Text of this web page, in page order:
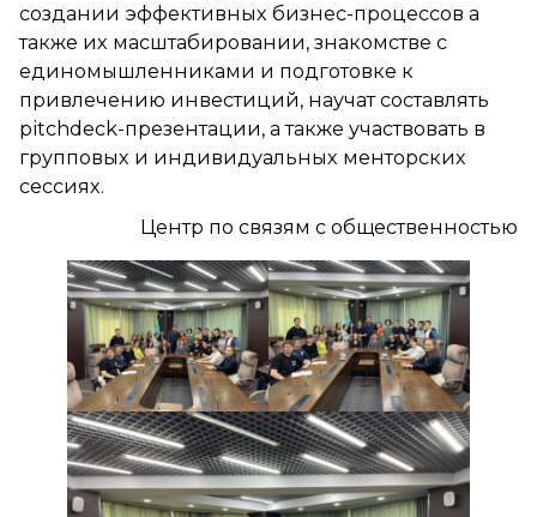
создании эффективных бизнес-процессов а
также их масштабировании, знакомстве с
единомышленниками и подготовке к
привлечению инвестиций, научат составлять
pitchdeck-презентации, а также участвовать в
групповых и индивидуальных менторских
сессиях.
Центр по связям с общественностью